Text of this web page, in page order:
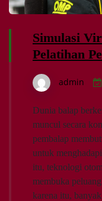
Simulasi
Pelatihan
admin
Dunia balap
muncul secara
pembalap
untuk
itu, teknologi
membuka
karena itu,